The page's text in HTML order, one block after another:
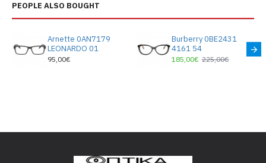
PEOPLE ALSO BOUGHT
Arnette 0AN7179
LEONARDO 01
95,00€
Burberry 0BE2431
4161 54
185,00€ 225,00€